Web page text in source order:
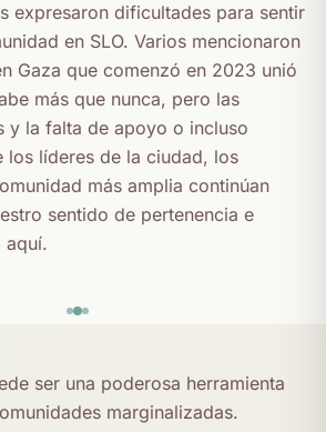
expresaron dificultades para sentir
en SLO. Varios mencionaron
Gaza que comenzó en 2023 unió
más que nunca, pero las
y la falta de apoyo o incluso
los líderes de la ciudad, los
más amplia continúan
sentido de pertenencia e
aquí.
ser una poderosa herramienta
marginalizadas.